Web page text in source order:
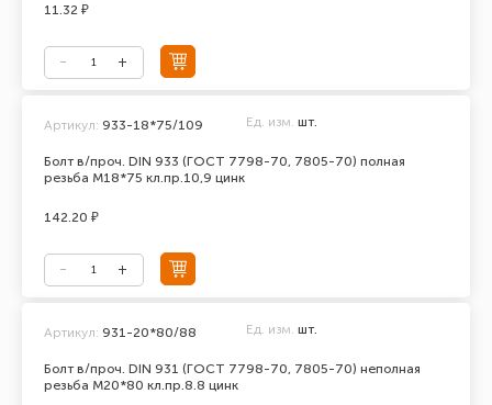
11.32 ₽
Болт в/проч. DIN 933 (ГОСТ 7798-70, 7805-70) полная
резьба М18*75 кл.пр.10,9 цинк
Артикул: 933-18*75/109 Ед. изм. шт.
142.20 ₽
Болт в/проч. DIN 931 (ГОСТ 7798-70, 7805-70) неполная
резьба М20*80 кл.пр.8.8 цинк
Артикул: 931-20*80/88 Ед. изм. шт.